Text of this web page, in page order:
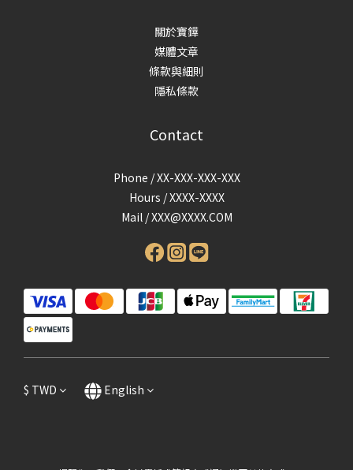
關於寶鏵
媒體文章
條款與細則
隱私條款
Contact
Phone / XX-XXX-XXX-XXX
Hours / XXXX-XXXX
Mail /XXX@XXXX.COM
$ TWD English